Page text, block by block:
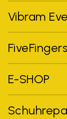
Vibram
E-SHOP